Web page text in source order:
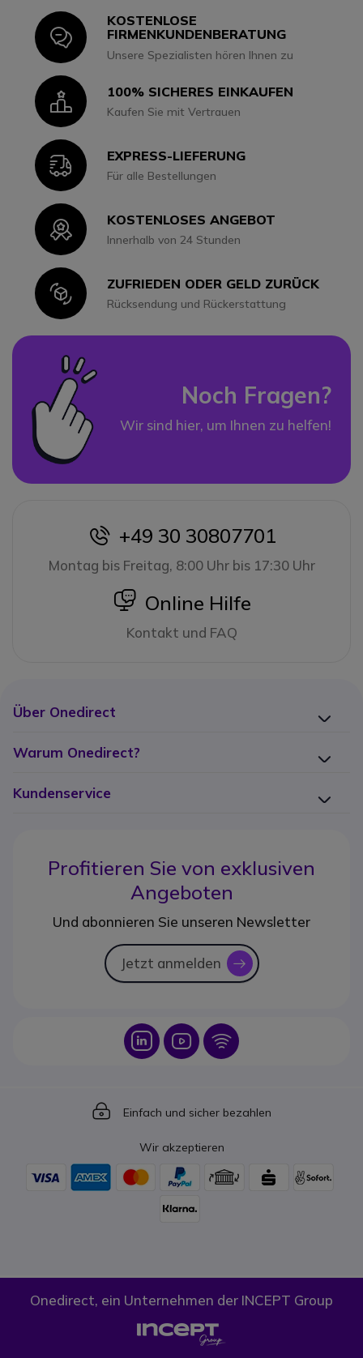
Icon
KOSTENLOSE
FIRMENKUNDENBERATUNG
Unsere Spezialisten hören Ihnen zu
Icon100% SICHERES EINKAUFEN
Kaufen Sie mit Vertrauen
IconEXPRESS-LIEFERUNG
Für alle Bestellungen
IconKOSTENLOSES ANGEBOT
Innerhalb von 24 Stunden
IconZUFRIEDEN ODER GELD ZURÜCK
Rücksendung und Rückerstattung
Noch Fragen?
Wir sind hier, um Ihnen zu helfen!
icon
+49 30 30807701
Montag bis Freitag, 8:00 Uhr bis 17:30 Uhr
icon
Online Hilfe
Kontakt und FAQ
Über Onedirect
Warum Onedirect?
Kundenservice
Profitieren Sie von exklusiven
Angeboten
Und abonnieren Sie unseren Newsletter
Jetzt anmelden icon
Icon Icon Icon
Icon
Einfach und sicher bezahlen
Wir akzeptieren
Onedirect, ein Unternehmen der INCEPT Group